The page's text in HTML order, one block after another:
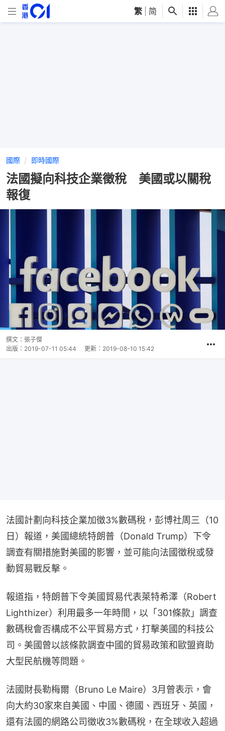
繁 简
國際 即時國際
法國擬向科技企業徵稅 美國或以關稅
報復
撰文： 張子傑
出版： 2019-07-11 05:44 更新： 2019-08-10 15:42
法國計劃向科技企業加徵3%數碼稅，彭博社周三（10
日）報道，美國總統特朗普（Donald Trump）下令
調查有關措施對美國的影響，並可能向法國徵稅或發
動貿易戰反擊。
報道指，特朗普下令美國貿易代表萊特希澤（Robert
Lighthizer）利用最多一年時間，以「301條款」調查
數碼稅會否構成不公平貿易方式，打擊美國的科技公
司。美國曾以該條款調查中國的貿易政策和歐盟資助
大型民航機等問題。
法國財長勒梅爾（Bruno Le Maire）3月曾表示，會
向大約30家來自美國、中國、德國、西班牙、英國，
還有法國的網路公司徵收3%數碼稅，在全球收入超過